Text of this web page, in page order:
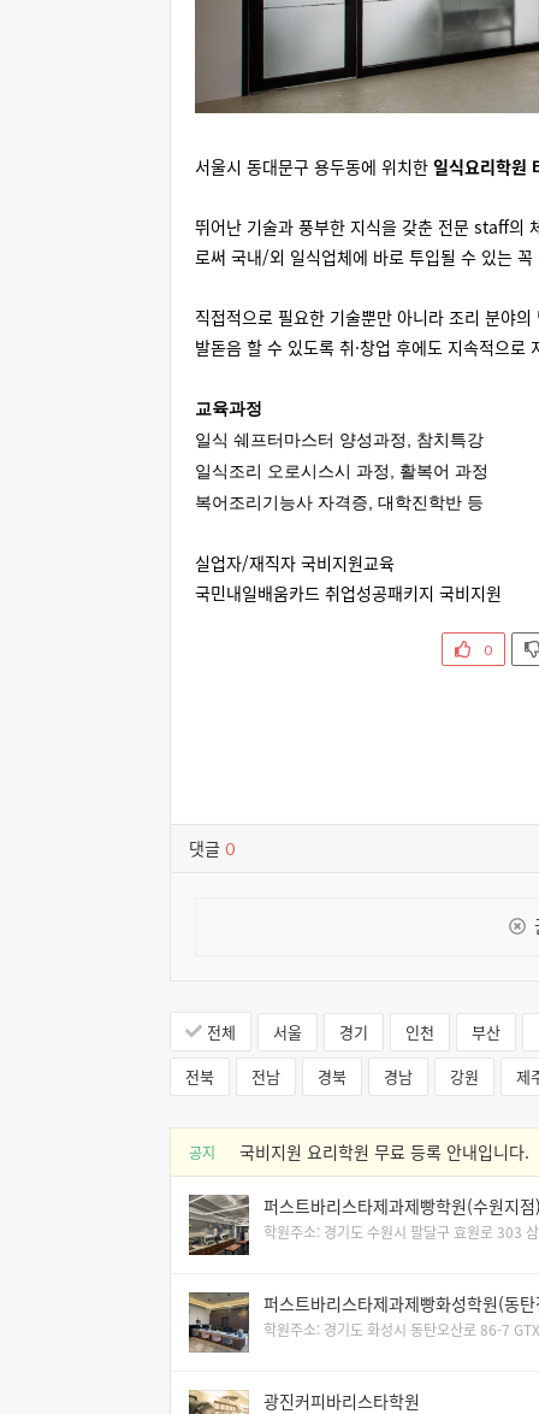
서울시 동대문구 용두동에 위치한 일식요리학원
뛰어난 기술과 풍부한 지식을 갖춘 전문 staff의
로써 국내/외 일식업체에 바로 투입될 수 있는
직접적으로 필요한 기술뿐만 아니라 조리 분야
발돋음 할 수 있도록 취·창업 후에도 지속적으로
교육과정
일식 쉐프터마스터 양성과정, 참치특강
일식조리 오로시스시 과정, 활복어 과정
복어조리기능사 자격증, 대학진학반 등
실업자/재직자 국비지원교육
국민내일배움카드 취업성공패키지 국비지원
0
댓글 0
전체 서울 경기 인천 부산
전북
전남 경북 경남 강원 제
공지 국비지원 요리학원 무료 등록 안내입니다.
퍼스트바리스타제과제빵학원(수원지
학원주소: 경기도 수원시 팔달구 효원로 303
퍼스트바리스타제과제빵화성학원(동
학원주소: 경기도 화성시 동탄오산로 86-7
광진커피바리스타학원